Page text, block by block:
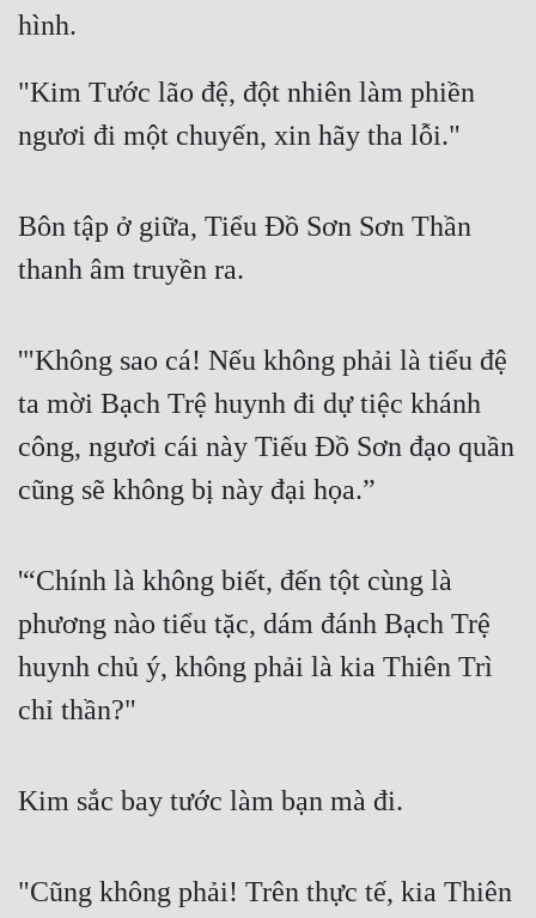
hình.
"Kim Tước lão đệ, đột nhiên làm phiền
ngươi đi một chuyến, xin hãy tha lỗi."
Bôn tập ở giữa, Tiểu Đồ Sơn Sơn Thần
thanh âm truyền ra.
'"Không sao cá! Nếu không phải là tiểu đệ
ta mời Bạch Trệ huynh đi dự tiệc khánh
công, ngươi cái này Tiếu Đồ Sơn đạo quần
cũng sẽ không bị này đại họa.”
'“Chính là không biết, đến tột cùng là
phương nào tiểu tặc, dám đánh Bạch Trệ
huynh chủ ý, không phải là kia Thiên Trì
chỉ thần?"
Kim sắc bay tước làm bạn mà đi.
"Cũng không phải! Trên thực tế, kia Thiên